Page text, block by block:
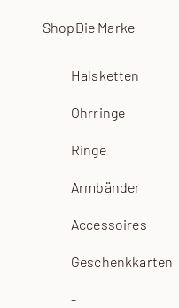
ShopDie Marke
Halsketten
Ohrringe
Ringe
Armbänder
Accessoires
Geschenkkarten
-